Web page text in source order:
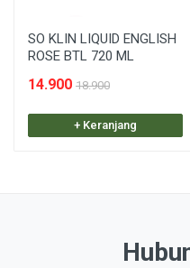
SO KLIN LIQUID ENGLISH
ROSE BTL 720 ML
14.900 18.900
+ Keranjang